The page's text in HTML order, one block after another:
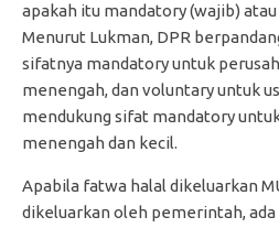
apakah itu mandatory (wajib)
Menurut Lukman, DPR
sifatnya mandatory untuk
menengah, dan voluntary untuk
mendukung sifat mandatory
menengah dan kecil.
Apabila fatwa halal dikeluarkan
dikeluarkan oleh pemerintah,